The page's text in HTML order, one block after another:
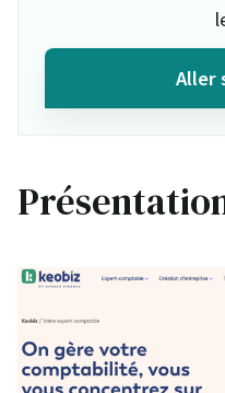
Aller